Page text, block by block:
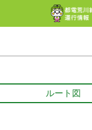
ルート図